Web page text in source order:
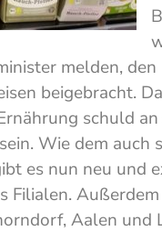
melden,
beigebracht.
schuld
Wie dem auch
es nun neu und
Filialen.
Aalen und